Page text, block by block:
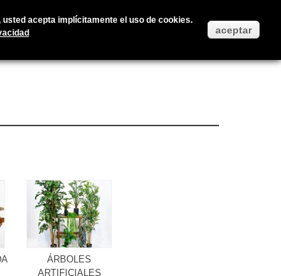
ÁRBOLES
ARTIFICIALES
acepta implícitamente el uso de cookies.
aceptar